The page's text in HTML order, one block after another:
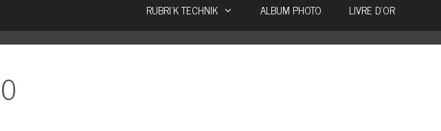
RUBRI’K TECHNIK ALBUM PHOTO LIVRE D’OR